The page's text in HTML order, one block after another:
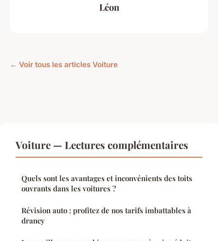
Léon
← Voir tous les articles Voiture
Voiture — Lectures complémentaires
Quels sont les avantages et inconvénients des toits
ouvrants dans les voitures ?
Révision auto : profitez de nos tarifs imbattables à
drancy